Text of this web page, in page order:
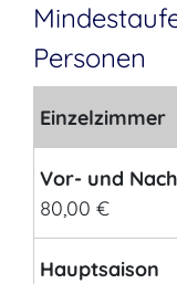
Personen
Einzelzimmer
Vor- und
80,00 €
Hauptsaison